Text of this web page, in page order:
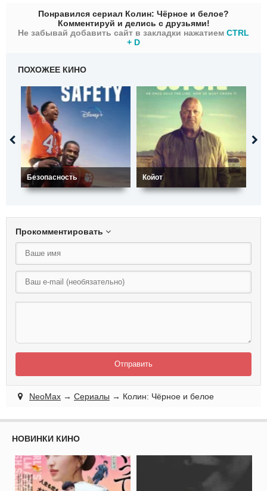
Понравился сериал Колин: Чёрное и белое?
Комментируй и делись с друзьями!
Не забывай добавить сайт в закладки нажатием CTRL
+ D
ПОХОЖЕЕ КИНО
Безопасность Койот
Прокомментировать
Отправить
NeoMax → Сериалы → Колин: Чёрное и белое
НОВИНКИ КИНО